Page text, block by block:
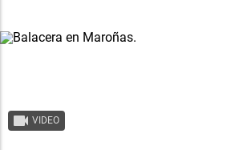
VIDEO